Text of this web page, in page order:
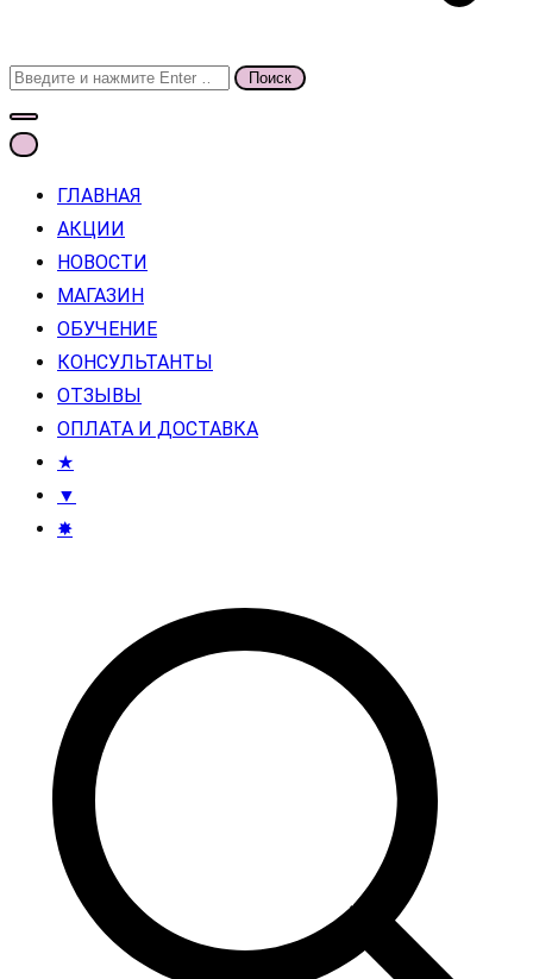
Поиск
для:
ГЛАВНАЯ
АКЦИИ
НОВОСТИ
МАГАЗИН
ОБУЧЕНИЕ
КОНСУЛЬТАНТЫ
ОТЗЫВЫ
ОПЛАТА И ДОСТАВКА
★
▼
✸